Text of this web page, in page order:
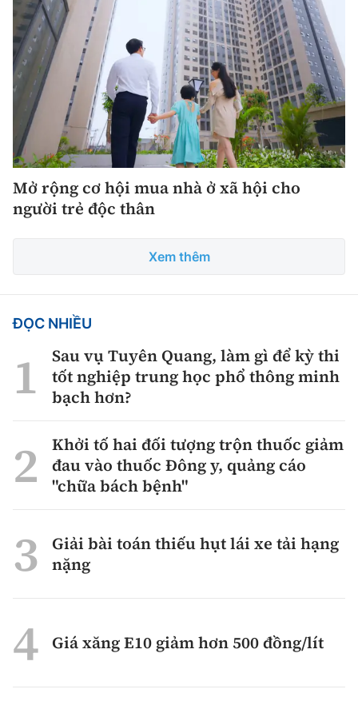
Mở rộng cơ hội mua nhà ở xã hội cho
người trẻ độc thân
Xem thêm
ĐỌC NHIỀU
Sau vụ Tuyên Quang, làm gì để kỳ thi
tốt nghiệp trung học phổ thông minh
bạch hơn?
Khởi tố hai đối tượng trộn thuốc giảm
đau vào thuốc Đông y, quảng cáo
"chữa bách bệnh"
Giải bài toán thiếu hụt lái xe tải hạng
nặng
Giá xăng E10 giảm hơn 500 đồng/lít